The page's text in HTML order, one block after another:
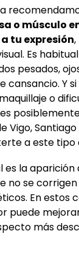
o músculo
tu expresión
Es
pesados,
cansancio. Y
o
Vigo,
a este tipo
la aparición
no se
En estos
puede
más